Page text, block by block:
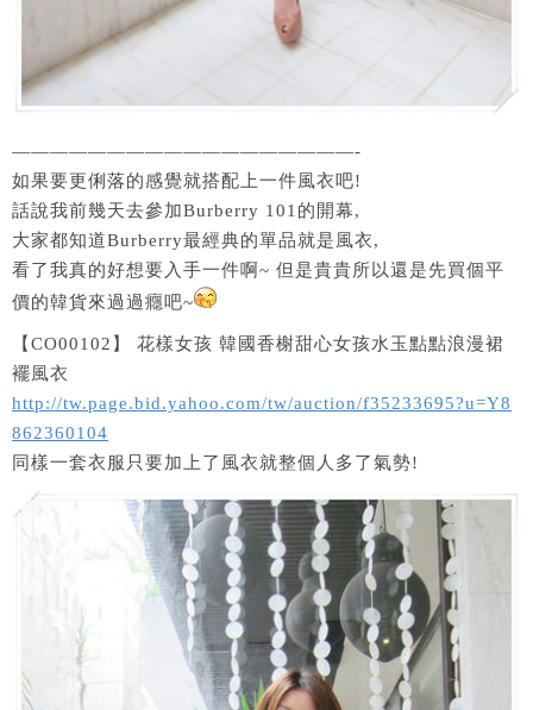
——————————————————-
如果要更俐落的感覺就搭配上一件風衣吧!
話說我前幾天去參加Burberry 101的開幕,
大家都知道Burberry最經典的單品就是風衣,
看了我真的好想要入手一件啊~ 但是貴貴所以還是先買個平
價的韓貨來過過癮吧~
【CO00102】 花樣女孩 韓國香榭甜心女孩水玉點點浪漫裙
襬風衣
http://tw.page.bid.yahoo.com/tw/auction/f35233695?u=Y8
862360104
同樣一套衣服只要加上了風衣就整個人多了氣勢!